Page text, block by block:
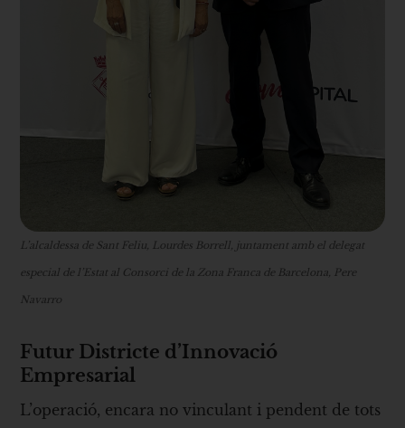
L’alcaldessa de Sant Feliu, Lourdes Borrell, juntament amb el delegat
especial de l’Estat al Consorci de la Zona Franca de Barcelona, Pere
Navarro
Futur Districte d’Innovació
Empresarial
L’operació, encara no vinculant i pendent de tots